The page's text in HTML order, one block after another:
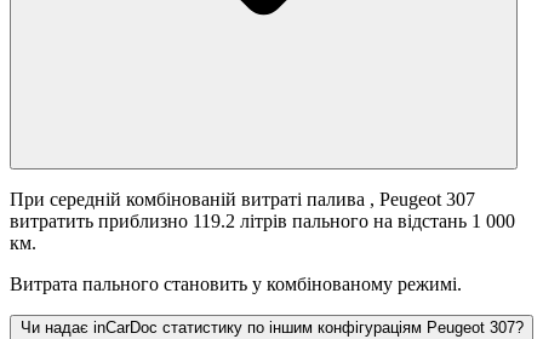
При середній комбінованій витраті палива , Peugeot 307
витратить приблизно 119.2 літрів пального на відстань 1 000
км.
Витрата пального становить у комбінованому режимі.
Чи надає inCarDoc статистику по іншим конфігураціям Peugeot 307?